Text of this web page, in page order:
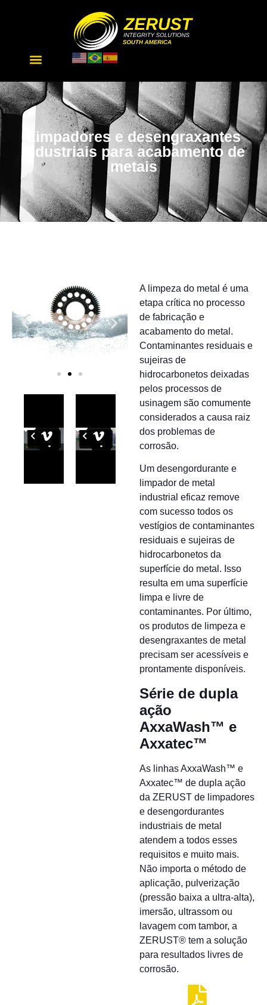
Limpadores e desengraxantes
industriais para acabamento de
metais
A limpeza do metal é uma
etapa crítica no processo
de fabricação e
acabamento do metal.
Contaminantes residuais e
sujeiras de
hidrocarbonetos deixadas
pelos processos de
usinagem são comumente
considerados a causa raiz
dos problemas de
corrosão.
Um desengordurante e
limpador de metal
industrial eficaz remove
com sucesso todos os
vestígios de contaminantes
residuais e sujeiras de
hidrocarbonetos da
superfície do metal. Isso
resulta em uma superfície
limpa e livre de
contaminantes. Por último,
os produtos de limpeza e
desengraxantes de metal
precisam ser acessíveis e
prontamente disponíveis.
Série de dupla
ação
AxxaWash™ e
Axxatec™
As linhas AxxaWash™ e
Axxatec™ de dupla ação
da ZERUST de limpadores
e desengordurantes
industriais de metal
atendem a todos esses
requisitos e muito mais.
Não importa o método de
aplicação, pulverização
(pressão baixa a ultra-alta),
imersão, ultrassom ou
lavagem com tambor, a
ZERUST® tem a solução
para resultados livres de
corrosão.